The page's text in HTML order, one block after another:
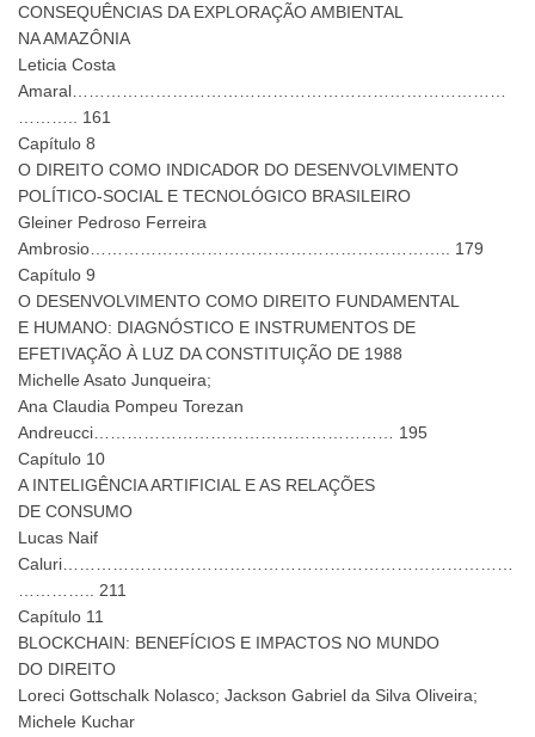
CONSEQUÊNCIAS DA EXPLORAÇÃO AMBIENTAL
NA AMAZÔNIA
Leticia Costa
Amaral……………………………………………………………………
……….. 161
Capítulo 8
O DIREITO COMO INDICADOR DO DESENVOLVIMENTO
POLÍTICO-SOCIAL E TECNOLÓGICO BRASILEIRO
Gleiner Pedroso Ferreira
Ambrosio……………………………………………………….. 179
Capítulo 9
O DESENVOLVIMENTO COMO DIREITO FUNDAMENTAL
E HUMANO: DIAGNÓSTICO E INSTRUMENTOS DE
EFETIVAÇÃO À LUZ DA CONSTITUIÇÃO DE 1988
Michelle Asato Junqueira;
Ana Claudia Pompeu Torezan
Andreucci……………………………………………… 195
Capítulo 10
A INTELIGÊNCIA ARTIFICIAL E AS RELAÇÕES
DE CONSUMO
Lucas Naif
Caluri………………………………………………………………………
………….. 211
Capítulo 11
BLOCKCHAIN: BENEFÍCIOS E IMPACTOS NO MUNDO
DO DIREITO
Loreci Gottschalk Nolasco; Jackson Gabriel da Silva Oliveira;
Michele Kuchar